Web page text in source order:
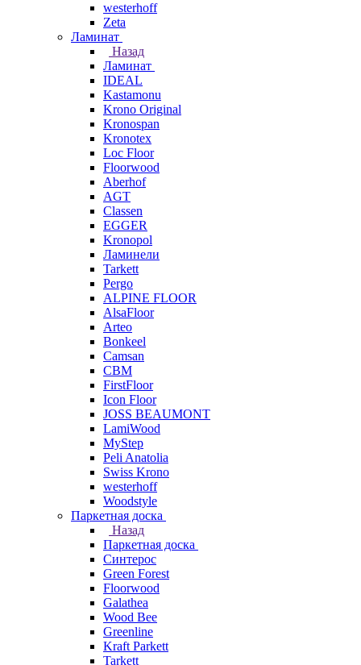
westerhoff
Zeta
Ламинат
Назад
Ламинат
IDEAL
Kastamonu
Krono Original
Kronospan
Kronotex
Loc Floor
Floorwood
Aberhof
AGT
Classen
EGGER
Kronopol
Ламинели
Tarkett
Pergo
ALPINE FLOOR
AlsaFloor
Arteo
Bonkeel
Camsan
CBM
FirstFloor
Icon Floor
JOSS BEAUMONT
LamiWood
MyStep
Peli Anatolia
Swiss Krono
westerhoff
Woodstyle
Паркетная доска
Назад
Паркетная доска
Синтерос
Green Forest
Floorwood
Galathea
Wood Bee
Greenline
Kraft Parkett
Tarkett